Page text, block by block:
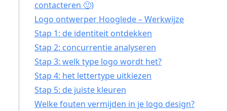
contacteren 🙂)
Logo ontwerper Hooglede – Werkwijze
Stap 1: de identiteit ontdekken
Stap 2: concurrentie analyseren
Stap 3: welk type logo wordt het?
Stap 4: het lettertype uitkiezen
Stap 5: de juiste kleuren
Welke fouten vermijden in je logo design?